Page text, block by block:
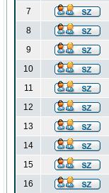
7
8
9
10
11
12
13
14
15
16